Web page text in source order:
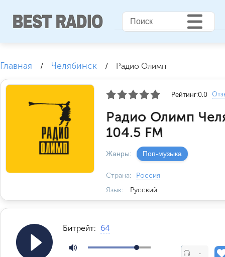
Главная / Челябинск / Радио Олимп
Рейтинг:0.0
Радио Олимп
104.5 FM
Жанры: Поп-музыка
Страна:
Россия
Язык:
Русский
Битрейт: 64
-